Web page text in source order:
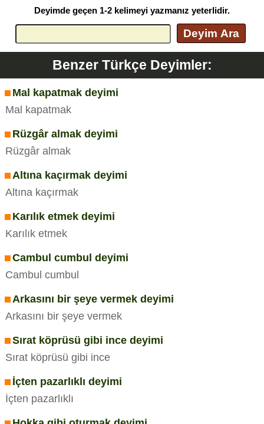
Deyimde geçen 1-2 kelimeyi yazmanız yeterlidir.
Deyim Ara
Benzer Türkçe Deyimler:
Mal kapatmak deyimi
Mal kapatmak
Rüzgâr almak deyimi
Rüzgâr almak
Altına kaçırmak deyimi
Altına kaçırmak
Karılık etmek deyimi
Karılık etmek
Cambul cumbul deyimi
Cambul cumbul
Arkasını bir şeye vermek deyimi
Arkasını bir şeye vermek
Sırat köprüsü gibi ince deyimi
Sırat köprüsü gibi ince
İçten pazarlıklı deyimi
İçten pazarlıklı